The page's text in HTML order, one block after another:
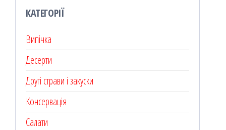
КАТЕГОРІЇ
Випічка
Десерти
Другі страви і закуски
Консервація
Салати